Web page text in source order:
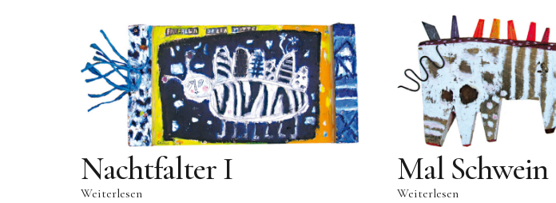
Nachtfalter I
Weiterlesen
Mal Schwein
Weiterlesen